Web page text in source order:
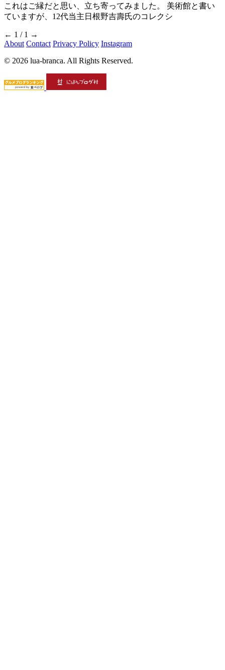
これはご縁だと思い、立ち寄ってみました。 美術館と書い
ていますが、12代当主日根野吉壽氏のコレクシ
← 1 / 1 →
About Contact Privacy Policy Instagram
© 2026 lua-branca. All Rights Reserved.